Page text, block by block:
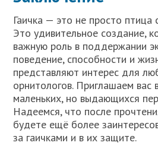
Гаичка — это не просто птица
Это удивительное создание,
важную роль в поддержании
поведение, способности и
представляют интерес для
орнитологов. Приглашаем вас
маленьких, но выдающихся
Надеемся, что после
будете ещё более
за гаичками и в их защите.